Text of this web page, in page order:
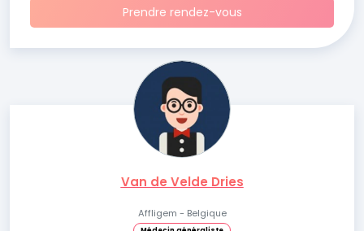
Prendre rendez-vous
Van de Velde Dries
Affligem - Belgique